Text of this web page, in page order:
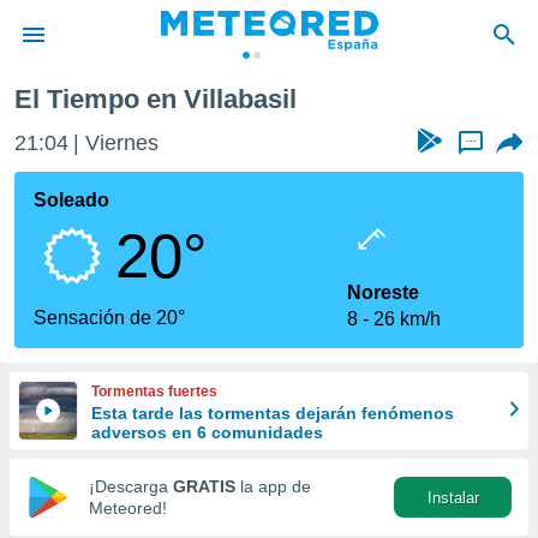
de
por
que se
calidad.
a este
las
y
forma
digital
basada
El Tiempo en Villabasil
21:04 Viernes ...
Soleado
20°
Sensación de 20°
Noreste
8
26 km/h
Tormentas fuertes
Esta tarde las tormentas dejarán fenómenos
adversos en 6 comunidades
¡Descarga GRATIS la app de
Meteored!
Instalar